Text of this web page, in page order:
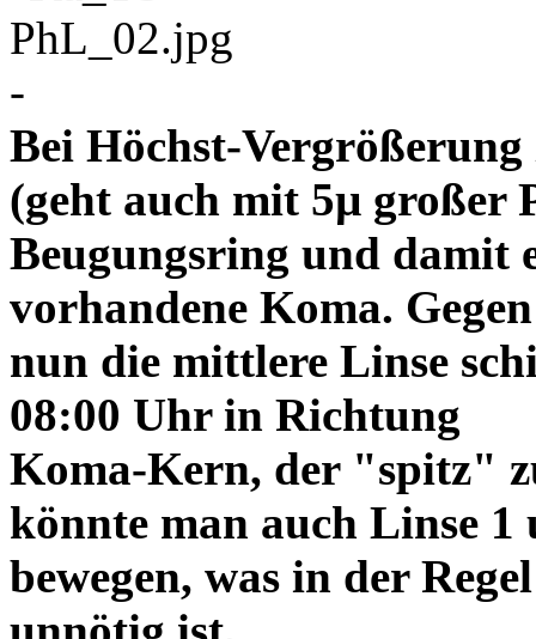
-
Bei Höchst-
(geht auch mit 5µ großer
Beugungsring und damit
vorhandene Koma.
nun die mittlere Linse
08:00 Uhr in Richtung
Koma-Kern, der "spitz"
könnte man auch Linse
bewegen, was in der Regel